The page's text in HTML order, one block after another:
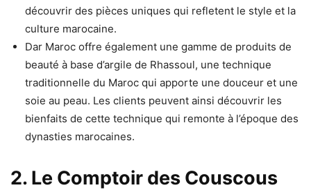
découvrir des pièces uniques qui refletent le style et la
culture marocaine.
Dar Maroc offre également une gamme de produits de
beauté à base d’argile de Rhassoul, une technique
traditionnelle du Maroc qui apporte une douceur et une
soie au peau. Les clients peuvent ainsi découvrir les
bienfaits de cette technique qui remonte à l’époque des
dynasties marocaines.
2. Le Comptoir des Couscous